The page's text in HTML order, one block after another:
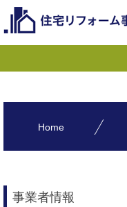
Home
事業者情報